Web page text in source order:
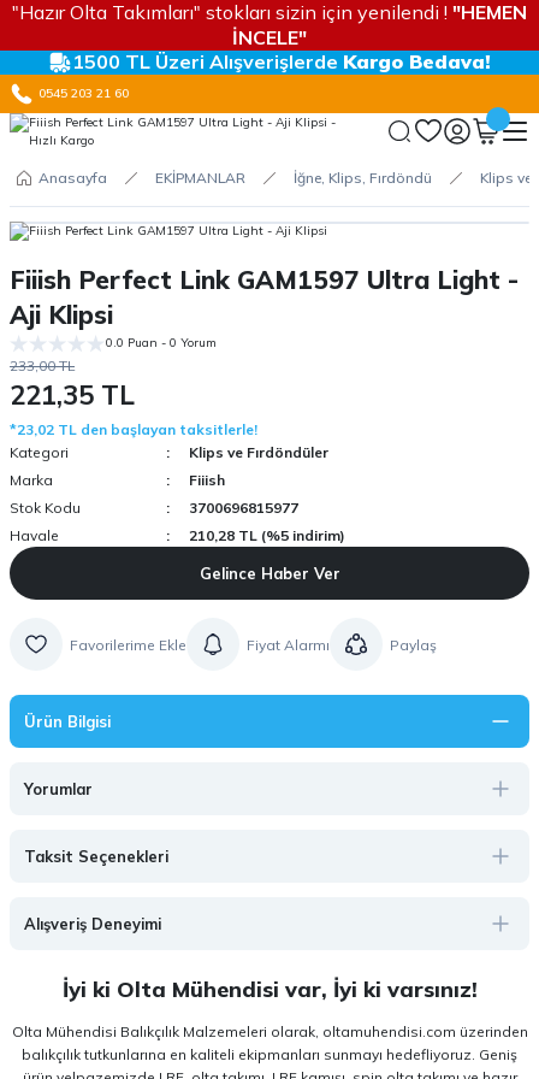
"Hazır Olta Takımları" stokları sizin için yenilendi ! "HEMEN
İNCELE"
1500 TL Üzeri Alışverişlerde Kargo Bedava!
0545 203 21 60
Anasayfa EKİPMANLAR İğne, Klips, Fırdöndü Klips ve
Fiiish Perfect Link GAM1597 Ultra Light -
Aji Klipsi
0.0 Puan - 0 Yorum
233,00 TL
221,35 TL
*23,02 TL den başlayan taksitlerle!
Kategori
Klips ve Fırdöndüler
Marka
Fiiish
Stok Kodu
3700696815977
Havale
210,28 TL (%5 indirim)
Gelince Haber Ver
Fiyat Alarmı Paylaş
Ürün Bilgisi
Yorumlar
Taksit Seçenekleri
Alışveriş Deneyimi
İyi ki Olta Mühendisi var, İyi ki varsınız!
Olta Mühendisi Balıkçılık Malzemeleri olarak, oltamuhendisi.com üzerinden
balıkçılık tutkunlarına en kaliteli ekipmanları sunmayı hedefliyoruz. Geniş